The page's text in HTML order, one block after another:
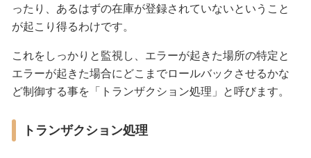
ったり、あるはずの在庫が登録されていないということ
が起こり得るわけです。
これをしっかりと監視し、エラーが起きた場所の特定と
エラーが起きた場合にどこまでロールバックさせるかな
ど制御する事を「トランザクション処理」と呼びます。
トランザクション処理